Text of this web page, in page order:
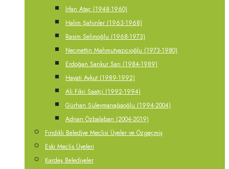
İrfan Ataç (1948-1960)
Halim Şahinler (1963-1968)
Rasim Selimoğlu (1968-1973)
Necmettin Mahmutyazıcıoğlu (1973-1980)
Erdoğan Sankur Sarı (1984-1989)
Hayati Aykut (1989-1992)
Ali Fikri Saatçi (1992-1994)
Gürhan Süleymanağaoğlu (1994-2004)
Adnan Özbalaban (2004-2019)
Fındıklı Belediye Meclisi Üyeler ve Özgeçmiş
Eski Meclis Üyeleri
Kardeş Belediyeler